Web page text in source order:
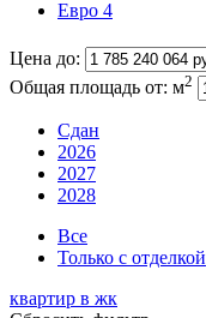
Евро 4
Цена до:
Общая площадь от: м2
Сдан
2026
2027
2028
Все
Только с отделкой
квартир в жк